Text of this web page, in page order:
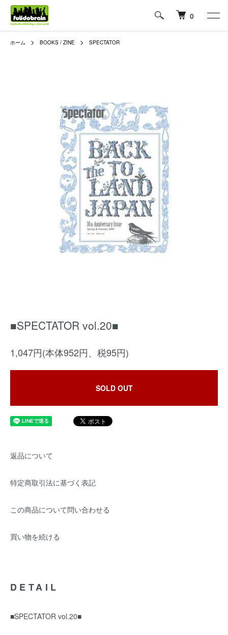
0
ホーム BOOKS / ZINE SPECTATOR
■SPECTATOR vol.20■
1,047円(本体952円、税95円)
SOLD OUT
返品について
特定商取引法に基づく表記
この商品について問い合わせる
買い物を続ける
DETAIL
■SPECTATOR vol.20■